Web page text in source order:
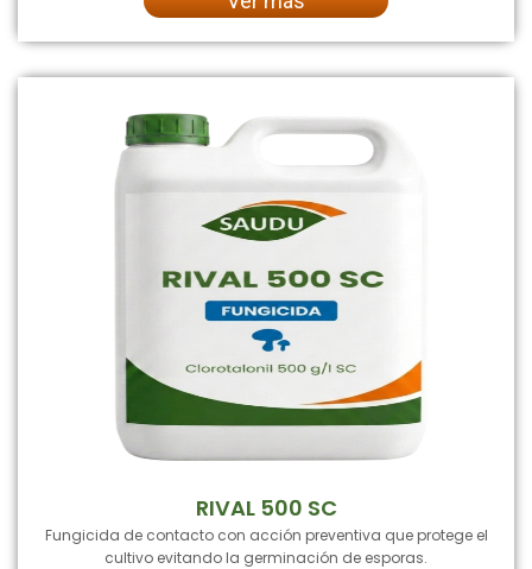
RIVAL 500 SC
Fungicida de contacto con acción preventiva que protege el
cultivo evitando la germinación de esporas.